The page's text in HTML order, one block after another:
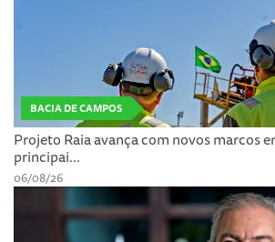
BACIA DE CAMPOS
Projeto Raia avança com novos marcos
principai...
06/08/26